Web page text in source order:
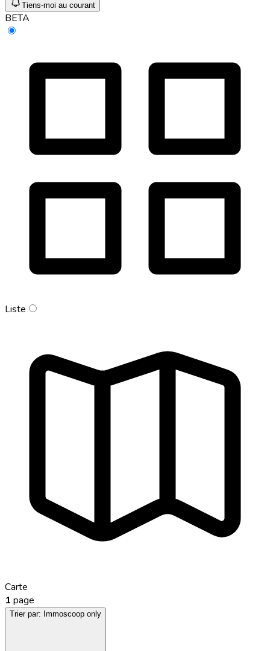
Tiens-moi au courant
BETA
Liste
Carte
1 page
Trier par: Immoscoop only